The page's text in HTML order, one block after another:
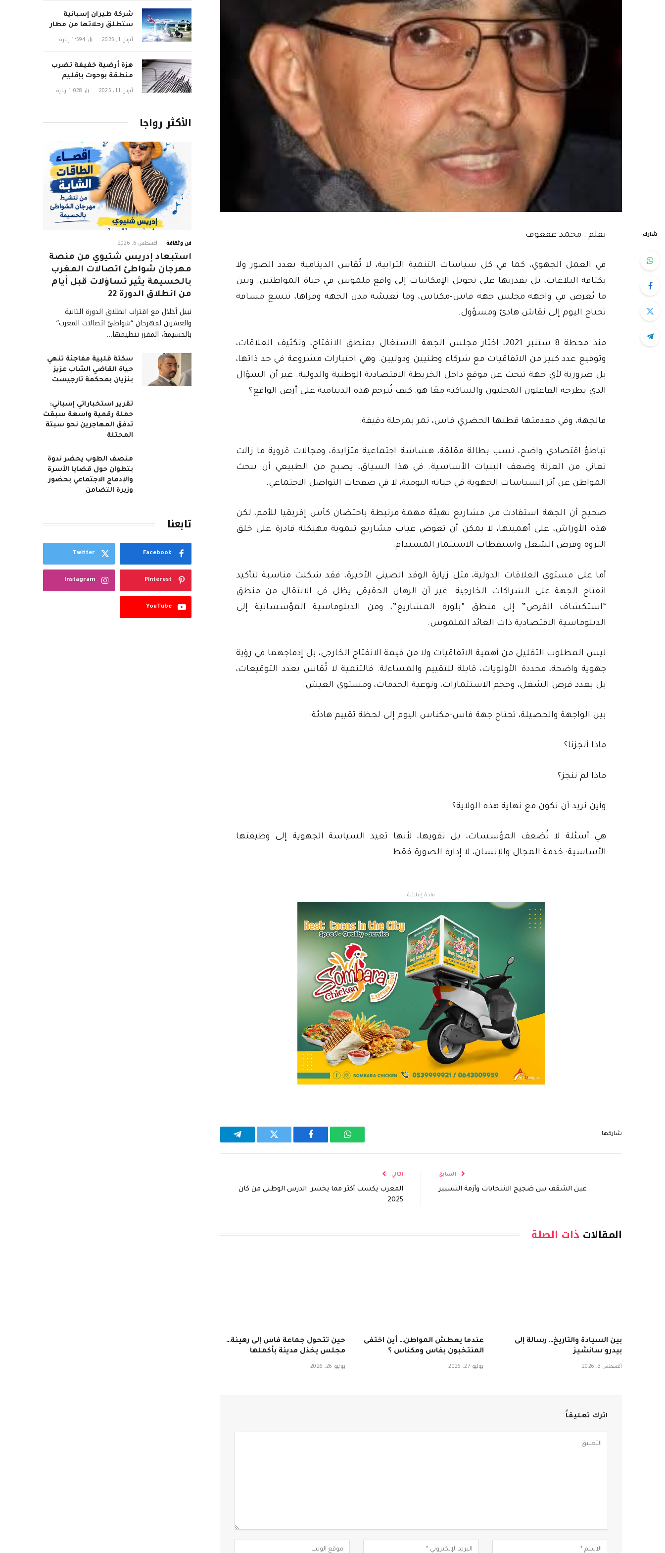
شارك بقلم : محمد غفغوف
في العمل الجهوي، كما في كل سياسات التنمية الترابية، لا تُقاس الدينامية بعدد الصور ولا
بكثافة البلاغات، بل بقدرتها على تحويل الإمكانيات إلى واقع ملموس في حياة المواطنين. وبين
ما يُعرض في واجهة مجلس جهة فاس-مكناس، وما تعيشه مدن الجهة وقراها، تتسع مسافة
تحتاج اليوم إلى نقاش هادئ ومسؤول.
منذ محطة 8 شتنبر 2021، اختار مجلس الجهة الاشتغال بمنطق الانفتاح، وتكثيف العلاقات،
وتوقيع عدد كبير من الاتفاقيات مع شركاء وطنيين ودوليين. وهي اختيارات مشروعة في حد ذاتها،
بل ضرورية لأي جهة تبحث عن موقع داخل الخريطة الاقتصادية الوطنية والدولية. غير أن السؤال
الذي يطرحه الفاعلون المحليون والساكنة معًا هو: كيف تُترجم هذه الدينامية على أرض الواقع؟
فالجهة، وفي مقدمتها قطبها الحضري فاس، تمر بمرحلة دقيقة:
تباطؤ اقتصادي واضح، نسب بطالة مقلقة، هشاشة اجتماعية متزايدة، ومجالات قروية ما زالت
تعاني من العزلة وضعف البنيات الأساسية. في هذا السياق، يصبح من الطبيعي أن يبحث
المواطن عن أثر السياسات الجهوية في حياته اليومية، لا في صفحات التواصل الاجتماعي.
صحيح أن الجهة استفادت من مشاريع تهيئة مهمة مرتبطة باحتضان كأس إفريقيا للأمم، لكن
هذه الأوراش، على أهميتها، لا يمكن أن تعوض غياب مشاريع تنموية مهيكلة قادرة على خلق
الثروة وفرص الشغل واستقطاب الاستثمار المستدام.
أما على مستوى العلاقات الدولية، مثل زيارة الوفد الصيني الأخيرة، فقد شكلت مناسبة لتأكيد
انفتاح الجهة على الشراكات الخارجية. غير أن الرهان الحقيقي يظل في الانتقال من منطق
“استكشاف الفرص” إلى منطق “بلورة المشاريع”، ومن الدبلوماسية المؤسساتية إلى
الدبلوماسية الاقتصادية ذات العائد الملموس.
ليس المطلوب التقليل من أهمية الاتفاقيات ولا من قيمة الانفتاح الخارجي، بل إدماجهما في رؤية
جهوية واضحة، محددة الأولويات، قابلة للتقييم والمساءلة. فالتنمية لا تُقاس بعدد التوقيعات،
بل بعدد فرص الشغل، وحجم الاستثمارات، ونوعية الخدمات، ومستوى العيش.
بين الواجهة والحصيلة، تحتاج جهة فاس-مكناس اليوم إلى لحظة تقييم هادئة:
ماذا أنجزنا؟
ماذا لم ننجز؟
وأين نريد أن نكون مع نهاية هذه الولاية؟
هي أسئلة لا تُضعف المؤسسات، بل تقويها، لأنها تعيد السياسة الجهوية إلى وظيفتها
الأساسية: خدمة المجال والإنسان، لا إدارة الصورة فقط.
مادة إعلانية
شاركها.
واتساب فيسبوك تويتر تيلقرام
السابق
عين الشقف بين ضجيج الانتخابات وأزمة التسيير
التالي
المغرب يكسب أكثر مما يخسر: الدرس الوطني من كان
2025
المقالات ذات الصلة
بين السيادة والتاريخ… رسالة إلى
بيدرو سانشيز
أغسطس 3, 2026
عندما يعطش المواطن… أين اختفى
المنتخبون بفاس ومكناس ؟
يوليو 27, 2026
حين تتحول جماعة فاس إلى رهينة…
مجلس يخذل مدينة بأكملها
يوليو 26, 2026
اترك تعليقاً
شركة طيران إسبانية
ستطلق رحلاتها من مطار
تطوان سانية الرمل قريبا
أبريل 1, 2025 1٬594 زيارة
هزة أرضية خفيفة تضرب
منطقة بوحوت بإقليم
الحسيمة وتثير قلق
أبريل 11, 2025 1٬028 زيارة
الأكثر رواجا
فن وثقافة
أغسطس 6, 2026
استبعاد إدريس شتيوي من منصة
مهرجان شواطئ اتصالات المغرب
بالحسيمة يثير تساؤلات قبل أيام
من انطلاق الدورة 22
نبيل أخلال مع اقتراب انطلاق الدورة الثانية
والعشرين لمهرجان “شواطئ اتصالات المغرب”
بالحسيمة، المقرر تنظيمها…
سكتة قلبية مفاجئة تنهي
حياة القاضي الشاب عزيز
بنزيان بمحكمة تارجيست
تقرير استخباراتي إسباني:
حملة رقمية واسعة سبقت
تدفق المهاجرين نحو سبتة
المحتلة
منصف الطوب يحضر ندوة
بتطوان حول قضايا الأسرة
والإدماج الاجتماعي بحضور
وزيرة التضامن
تابعنا
Facebook
Twitter
Pinterest
Instagram
YouTube